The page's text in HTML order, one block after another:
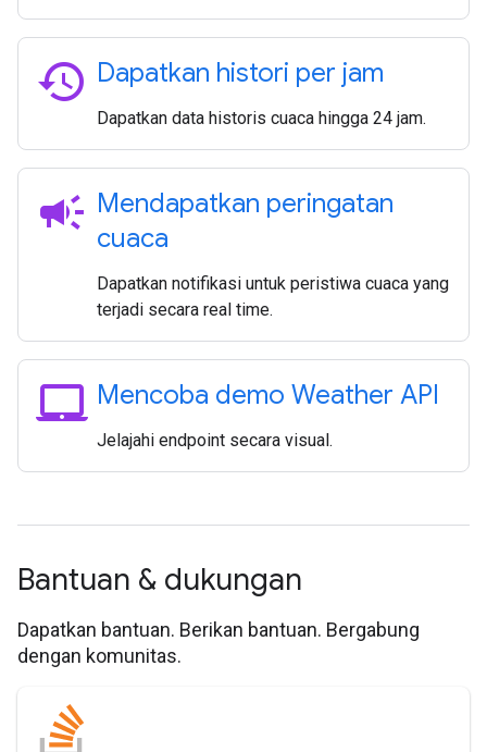
history Dapatkan histori per jam
Dapatkan data historis cuaca hingga 24 jam.
campaign Mendapatkan peringatan
cuaca
Dapatkan notifikasi untuk peristiwa cuaca yang
terjadi secara real time.
laptop_mac Mencoba demo Weather API
Jelajahi endpoint secara visual.
Bantuan & dukungan
Dapatkan bantuan. Berikan bantuan. Bergabung
dengan komunitas.